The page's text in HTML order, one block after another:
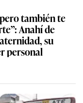
también te
Anahí de
su
personal